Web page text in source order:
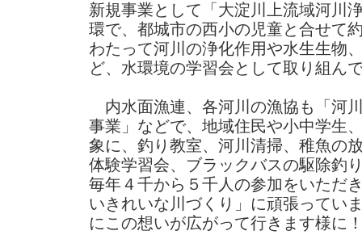
新規事業として「大淀川上流域河川
環で、都城市の西小の児童と合せて
わたって河川の浄化作用や水生生物
ど、水環境の学習会として取り組ん
内水面漁連、各河川の漁協も「河
事業」などで、地域住民や小中学生
象に、釣り教室、河川清掃、稚魚の
体験学習会、ブラックバスの駆除釣
毎年４千から５千人の参加をいただ
いきれいな川づくり」に頑張ってい
にこの想いが広がって行きます様に